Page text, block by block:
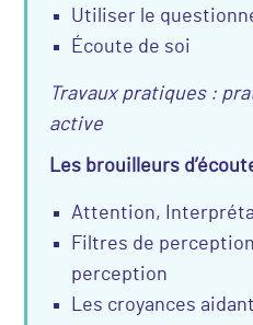
Utiliser le
Écoute de soi
Travaux pratiques :
active
Les brouilleurs
Attention,
Filtres de
perception
Les croyances